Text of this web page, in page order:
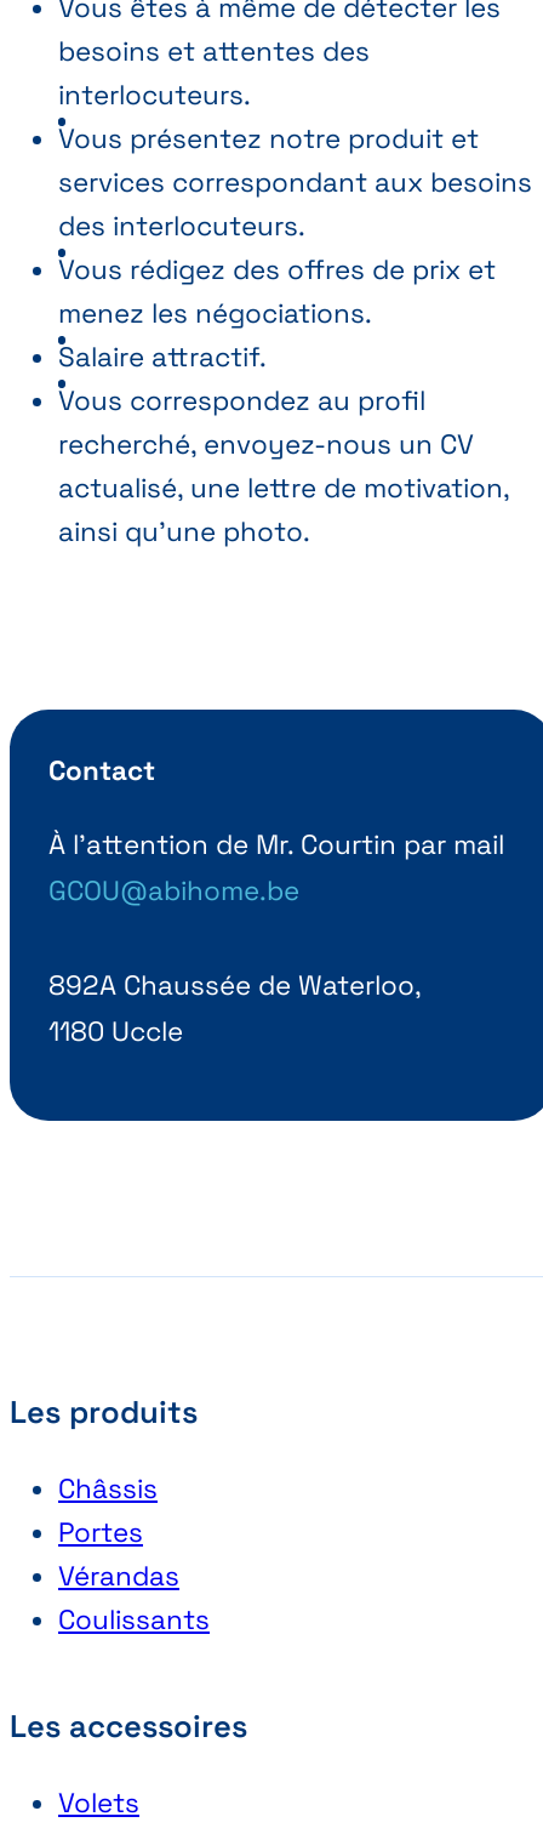
Vous êtes à même de détecter les
besoins et attentes des
interlocuteurs.
Vous présentez notre produit et
services correspondant aux besoins
des interlocuteurs.
Vous rédigez des offres de prix et
menez les négociations.
Salaire attractif.
Vous correspondez au profil
recherché, envoyez-nous un CV
actualisé, une lettre de motivation,
ainsi qu'une photo.
Contact
À l’attention de Mr. Courtin par mail
GCOU@abihome.be
892A Chaussée de Waterloo,
1180 Uccle
Les produits
Châssis
Portes
Vérandas
Coulissants
Les accessoires
Volets